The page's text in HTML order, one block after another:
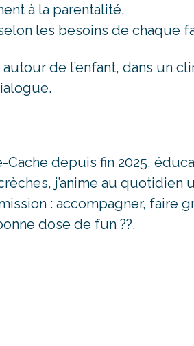
à la parentalité,
les besoins de chaque
de l’enfant, dans un
Cache depuis fin 2025,
j’anime au quotidien
: accompagner, faire
dose de fun ??.